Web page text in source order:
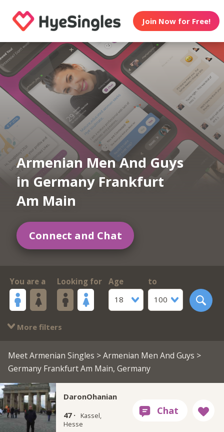
Join Now for Free!
Armenian Men And Guys
in Germany Frankfurt
Am Main
Connect and Chat
You are a Looking for
Age
18
to
100
More filters
Meet Armenian Singles >Armenian Men And Guys >
Germany Frankfurt Am Main, Germany
DaronOhanian
47 ·
Kassel,
Hesse